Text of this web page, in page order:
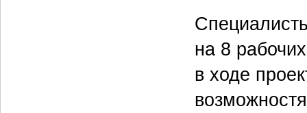
на 8
в ходе